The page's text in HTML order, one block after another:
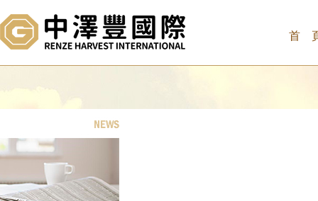
首